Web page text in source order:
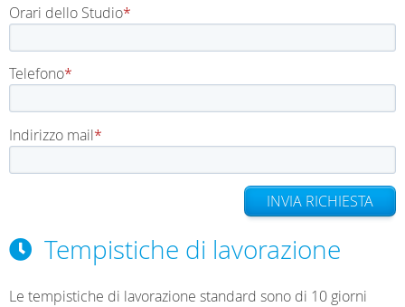
k a
m
n
Orari dello Studio
Telefono
Indirizzo mail
INVIA RICHIESTA
Tempistiche di lavorazione
Le tempistiche di lavorazione standard sono di 10 giorni